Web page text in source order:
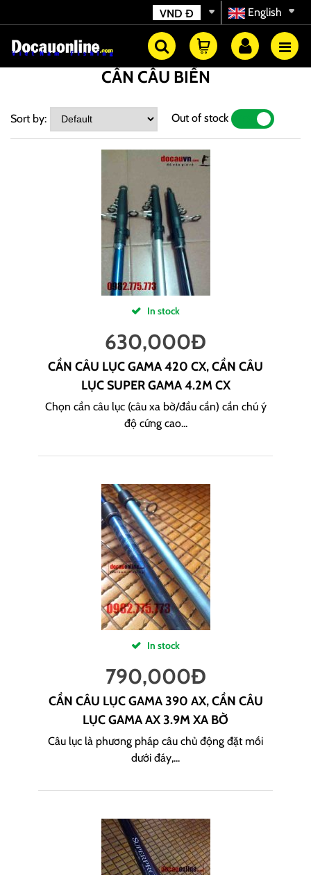
English
VND Đ
CẦN CÂU BIỂN
Sort by: Out of stock
In stock
630,000Đ
CẦN CÂU LỤC GAMA 420 CX, CẦN CÂU
LỤC SUPER GAMA 4.2M CX
Chọn cần câu lục (câu xa bờ/đầu cần) cần chú ý
độ cứng cao...
In stock
790,000Đ
CẦN CÂU LỤC GAMA 390 AX, CẦN CÂU
LỤC GAMA AX 3.9M XA BỜ
Câu lục là phương pháp câu chủ động đặt mồi
dưới đáy,...